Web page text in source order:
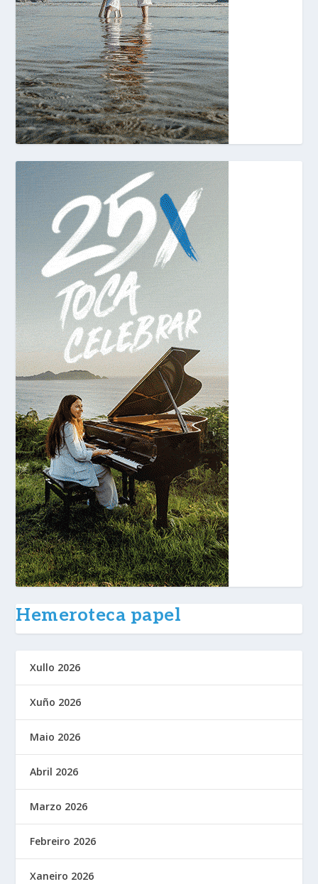
Hemeroteca papel
Xullo 2026
Xuño 2026
Maio 2026
Abril 2026
Marzo 2026
Febreiro 2026
Xaneiro 2026